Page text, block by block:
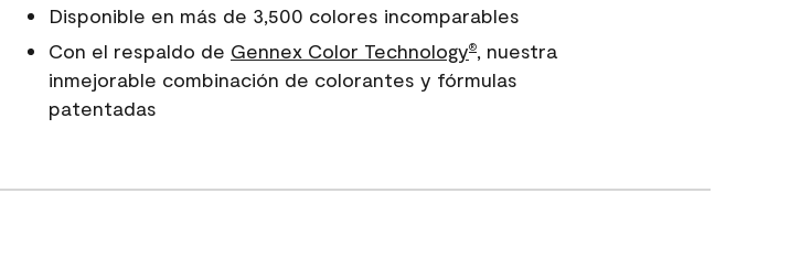
Disponible en más de 3,500 colores incomparables
Con el respaldo de Gennex Color Technology®, nuestra
inmejorable combinación de colorantes y fórmulas
patentadas